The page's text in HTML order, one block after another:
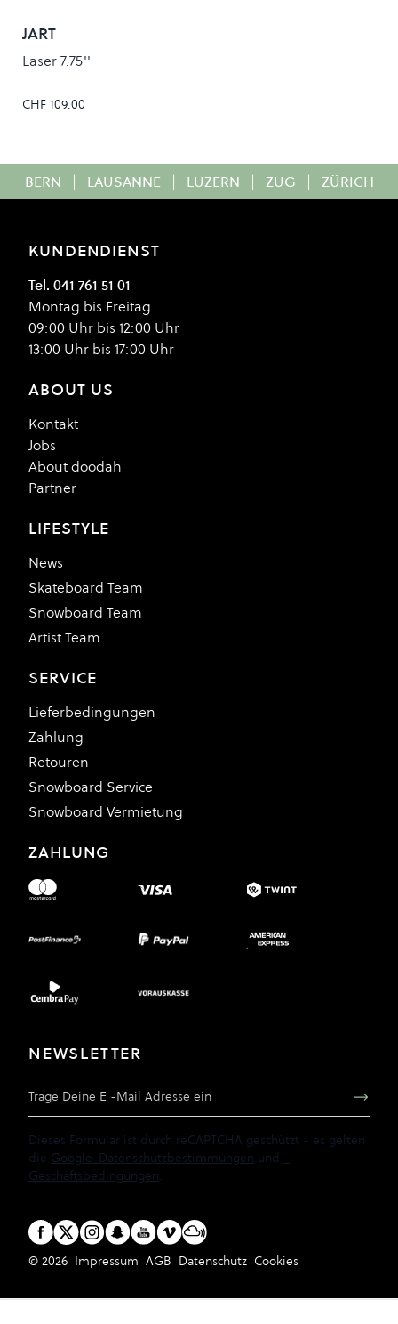
JART
Laser 7.75''
CHF 109.00
BERN | LAUSANNE | LUZERN | ZUG | ZÜRICH
KUNDENDIENST
Tel. 041 761 51 01
Montag bis Freitag
09:00 Uhr bis 12:00 Uhr
13:00 Uhr bis 17:00 Uhr
ABOUT US
Kontakt
Jobs
About doodah
Partner
LIFESTYLE
News
Skateboard Team
Snowboard Team
Artist Team
SERVICE
Lieferbedingungen
Zahlung
Retouren
Snowboard Service
Snowboard Vermietung
ZAHLUNG
NEWSLETTER
Dieses Formular ist durch reCAPTCHA geschützt - es gelten
die Google-Datenschutzbestimmungen und -
Geschäftsbedingungen.
© 2026 Impressum AGB Datenschutz Cookies